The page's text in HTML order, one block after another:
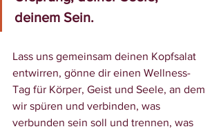
deinem Sein.
Lass uns gemeinsam deinen Kopfsalat
entwirren, gönne dir einen Wellness-
Tag für Körper, Geist und Seele, an dem
wir spüren und verbinden, was
verbunden sein soll und trennen, was